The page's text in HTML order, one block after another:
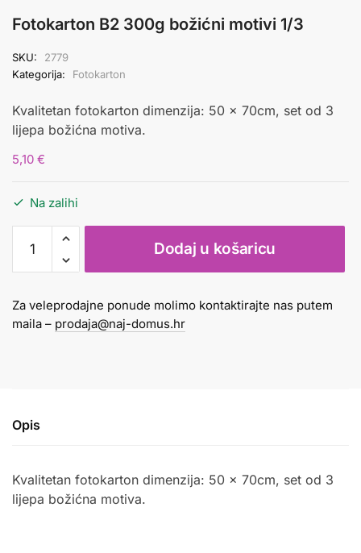
Fotokarton B2 300g božićni motivi 1/3
SKU:
2779
Kategorija:
Fotokarton
Kvalitetan fotokarton dimenzija: 50 x 70cm, set od 3
lijepa božićna motiva.
5,10 €
Na zalihi
Fotokarton
300g
motivi
1/3
Dodaj u košaricu
Za veleprodajne ponude molimo kontaktirajte nas putem
maila – prodaja@naj-domus.hr
Opis
Kvalitetan fotokarton dimenzija: 50 x 70cm, set od 3
lijepa božićna motiva.